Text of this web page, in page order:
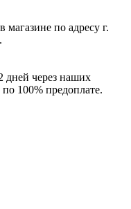
магазине по адресу г.
дней через наших
100% предоплате.